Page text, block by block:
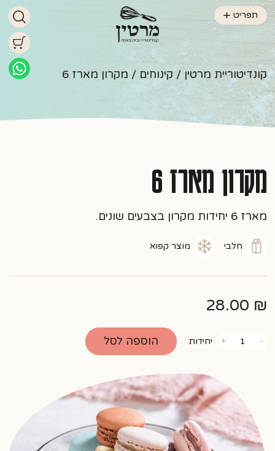
תפריט
קונדיטוריית מרטין / קינוחים / מקרון מארז 6
מקרון מארז 6
מארז 6 יחידות מקרון בצבעים שונים.
חלבי מוצר קפוא
28.00 ₪
-של
+ יחידות הוספה לסל